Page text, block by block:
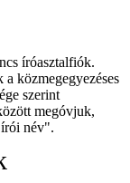
íróasztalfiók.
közmegegyezéses
szerint
megóvjuk,
név".